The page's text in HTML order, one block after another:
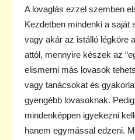
A lovaglás ezzel szemben
Kezdetben mindenki a saját
vagy akár az istálló légköre
attól, mennyire készek az
elismerni más lovasok
vagy tanácsokat és
gyengébb lovasoknak.
mindenképpen igyekezni
hanem egymással edzeni.